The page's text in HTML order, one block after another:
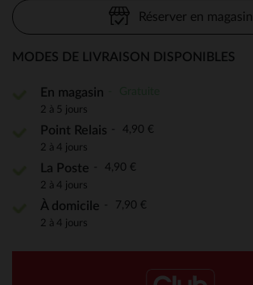
Réserver en magasin
MODES DE LIVRAISON DISPONIBLES
En magasin
2 à 5 jours
Point Relais 4,90 €
2 à 4 jours
La Poste 4,90 €
2 à 4 jours
À domicile 7,90 €
2 à 4 jours